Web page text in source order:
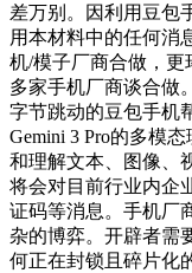
差万别。因利用豆包
用本材料中的任何消
机/模子厂商合做，
多家手机厂商谈合做
字节跳动的豆包手机
Gemini 3 Pro的多模
和理解文本、图像、
将会对目前行业内企
证码等消息。手机厂
杂的博弈。开辟者需
何正在封锁且碎片化